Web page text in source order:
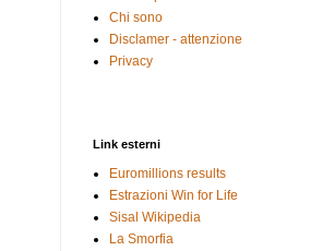
Chi sono
Disclamer - attenzione
Privacy
Link esterni
Euromillions results
Estrazioni Win for Life
Sisal Wikipedia
La Smorfia